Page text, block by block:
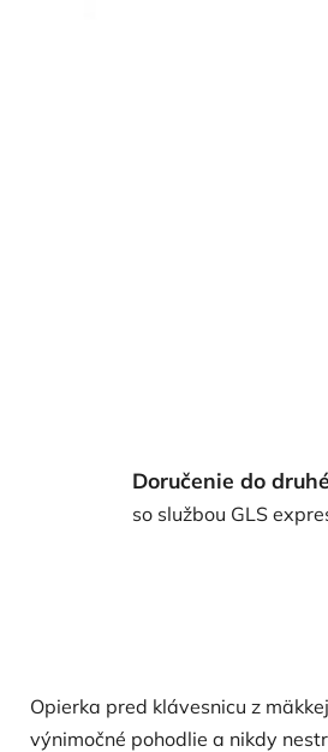
Doručenie do
so službou GLS
Opierka pred klávesnicu z
výnimočné pohodlie a nikdy